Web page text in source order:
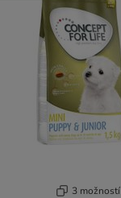
3 možností